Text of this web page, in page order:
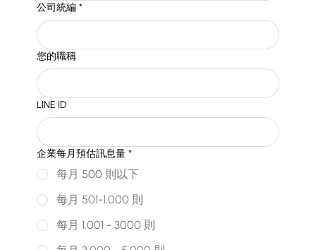
公司統編 *
您的職稱
LINE ID
企業每月預估訊息量 *
每月 500 則以下
每月 501-1,000 則
每月 1,001 - 3000 則